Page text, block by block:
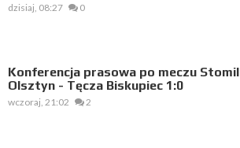
dzisiaj, 08:27 0
Konferencja prasowa po meczu Stomil
Olsztyn - Tęcza Biskupiec 1:0
wczoraj, 21:02 2